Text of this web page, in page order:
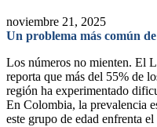
noviembre 21, 2025
Un problema más común
Los números no mienten. El
reporta que más del 55% de
región ha experimentado
En Colombia, la prevalencia
este grupo de edad enfrenta